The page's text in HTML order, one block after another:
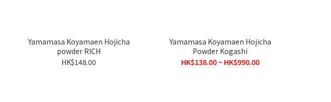
Yamamasa Koyamaen Hojicha
powder RICH
HK$148.00
Yamamasa Koyamaen Hojicha
Powder Kogashi
HK$138.00 ~ HK$990.00